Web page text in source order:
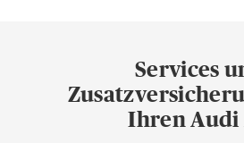
Services
Ihren Audi